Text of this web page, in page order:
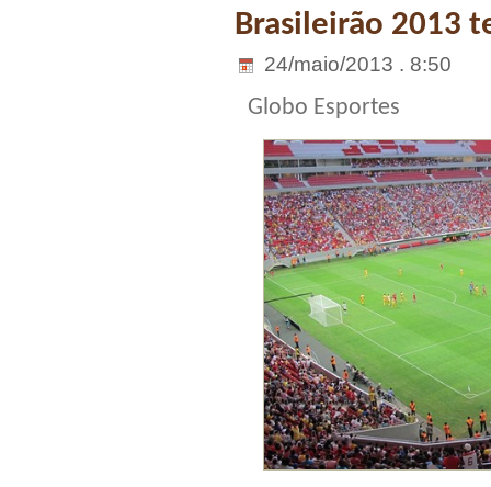
Brasileirão 2013
24/maio/2013 . 8:50
Globo Esportes